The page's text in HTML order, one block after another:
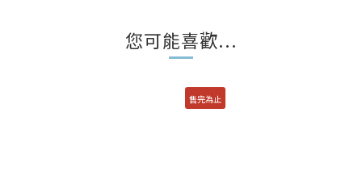
您可能喜歡...
售完為止